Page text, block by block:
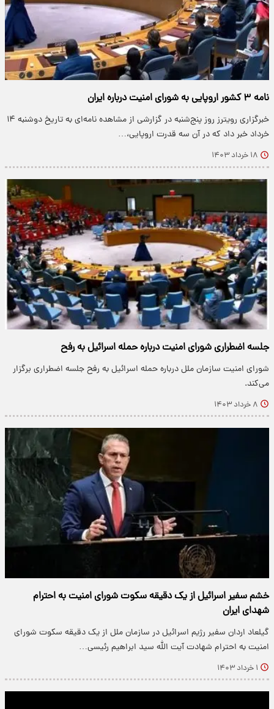
نامه ۳ کشور اروپایی به شورای امنیت درباره ایران
خبرگزاری رویترز روز پنج‌شنبه در گزارشی از مشاهده نامه‌ای به تاریخ دوشنبه ۱۴
خرداد خبر داد که در آن سه قدرت اروپایی،…
۱۸ خرداد ۱۴۰۳
جلسه اضطراری شورای امنیت درباره حمله اسرائیل به رفح
شورای امنیت سازمان ملل درباره حمله اسرائیل به رفح جلسه اضطراری برگزار
می‌کند.
۸ خرداد ۱۴۰۳
خشم سفیر اسرائیل از یک دقیقه سکوت شورای امنیت به احترام
شهدای ایران
گیلعاد اردان سفیر رژیم اسرائیل در سازمان ملل از یک دقیقه سکوت شورای
امنیت به احترام شهادت آیت الله سید ابراهیم رئیسی…
۱ خرداد ۱۴۰۳